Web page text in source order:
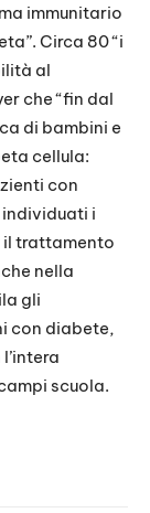
immunitario
Circa 80 “i
al
che “fin dal
di bambini e
cellula:
con
i
trattamento
nella
gli
con diabete,
scuola.